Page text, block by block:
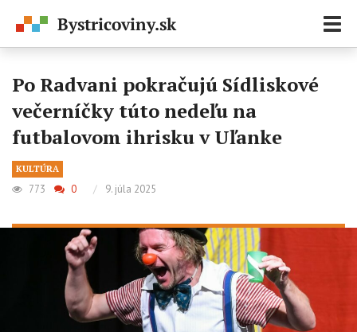
Po Radvani pokračujú Sídliskové
večerníčky túto nedeľu na
futbalovom ihrisku v Uľanke
KULTÚRA
773 0 / 9. júla 2025